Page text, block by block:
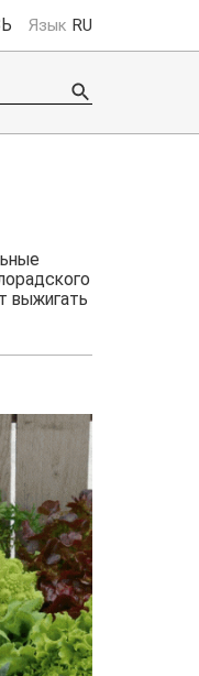
Язык RU
выжигать
Казахстан